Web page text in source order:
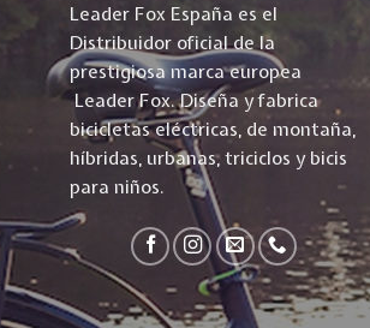
Leader Fox España es el
Distribuidor oficial de la
prestigiosa marca europea
Leader Fox. Diseña y fabrica
bicicletas eléctricas, de montaña,
híbridas, urbanas, triciclos y bicis
para niños.